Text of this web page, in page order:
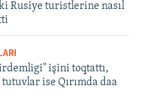
Rusiye turistlerine nasıl
işini toqtattı,
ise Qırımda daa